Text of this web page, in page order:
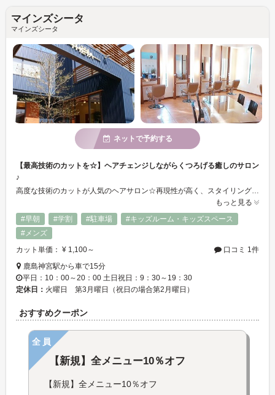
マインズシータ
マインズシータ
ネットで予約する
【最高技術のカットを☆】ヘアチェンジしながらくつろげる癒しのサロン
♪
高度な技術のカットが人気のヘアサロン☆再現性が高く、スタイリングが楽になること間違いなしです！パーマや縮毛矯正に使用する薬剤は厳選した髪に優しい物でご案内しています！サロン内にはチャイルドルームがあるので、お子様連れのお客様にも安心してご来店頂けます。更にカフェスペースもご用意！ちょっと贅沢なサロンタイムをお楽しみ下さい♪
もっと見る
#早朝
#学割 #駐車場
#キッズルーム・キッズスペース
#メンズ
カット単価： ¥ 1,100～
口コミ 1件
鹿島神宮駅から車で15分
平日：10：00～20：00 土日祝日：9：30～19：30
定休日： 火曜日 ​第3月曜日（祝日の場合第2月曜日）
おすすめクーポン
全員
【新規】全メニュー10％オフ
【新規】全メニュー10％オフ